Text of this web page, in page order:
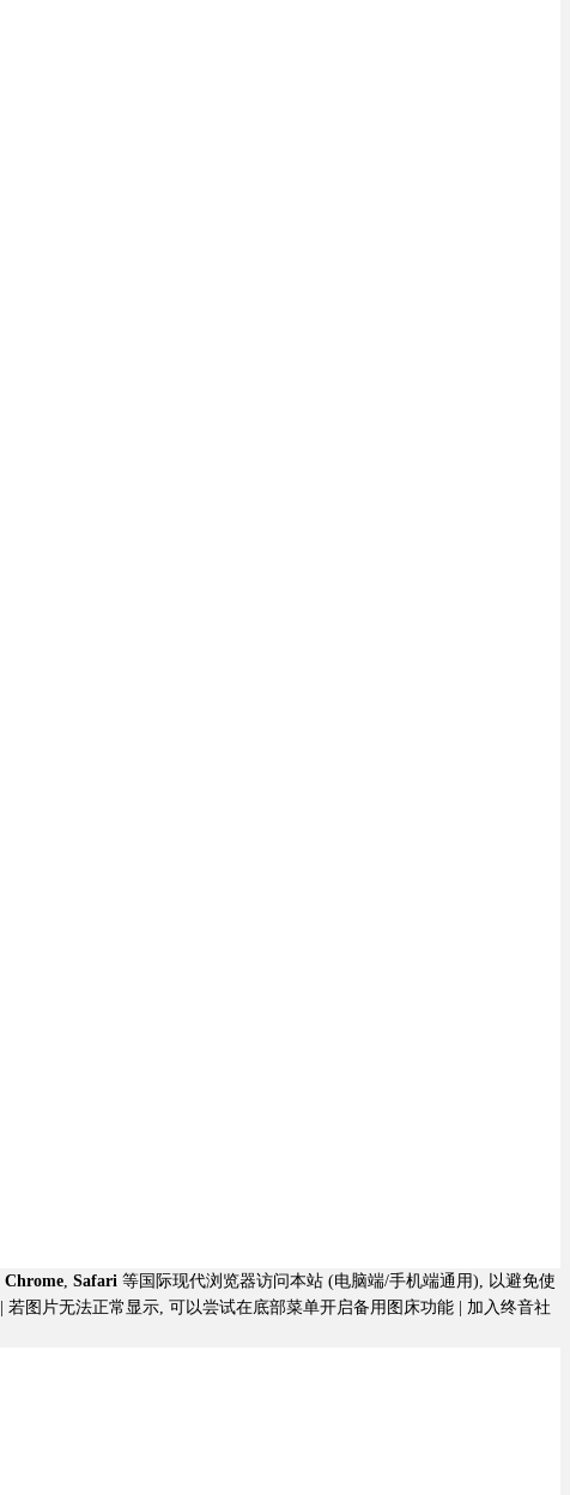
Chrome, Safari 等国际现代浏览器访问本站 (电脑端/手机端通用), 以避免使
| 若图片无法正常显示, 可以尝试在底部菜单开启备用图床功能 | 加入终音社